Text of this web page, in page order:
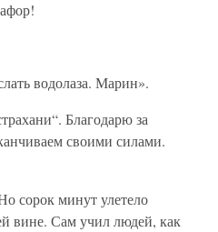
водолаза. Марин».
Благодарю за
своими силами.
сорок минут улетело
вине. Сам учил людей, как